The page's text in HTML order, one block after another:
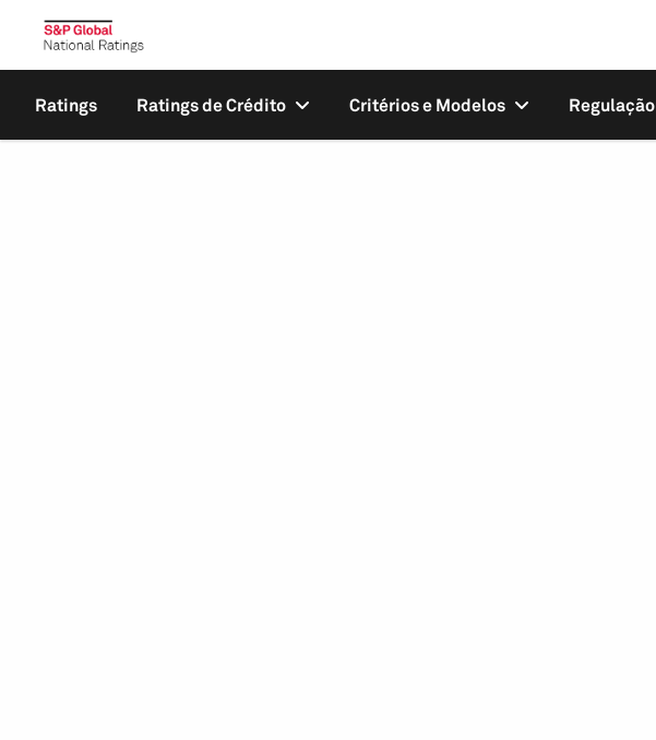
Ratings Ratings de Crédito Critérios e Modelos Regulação